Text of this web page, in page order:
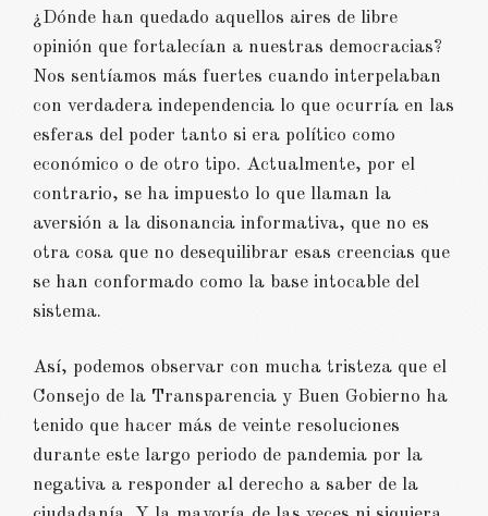
¿Dónde han quedado aquellos aires de libre
opinión que fortalecían a nuestras democracias?
Nos sentíamos más fuertes cuando interpelaban
con verdadera independencia lo que ocurría en las
esferas del poder tanto si era político como
económico o de otro tipo. Actualmente, por el
contrario, se ha impuesto lo que llaman la
aversión a la disonancia informativa, que no es
otra cosa que no desequilibrar esas creencias que
se han conformado como la base intocable del
sistema.
Así, podemos observar con mucha tristeza que el
Consejo de la Transparencia y Buen Gobierno ha
tenido que hacer más de veinte resoluciones
durante este largo periodo de pandemia por la
negativa a responder al derecho a saber de la